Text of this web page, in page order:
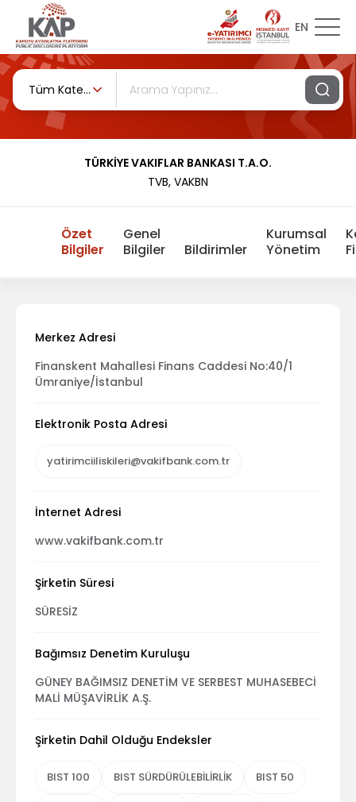
EN
Tüm Kategoriler
TÜRKİYE VAKIFLAR BANKASI T.A.O.
TVB, VAKBN
Özet
Bilgiler
Genel
Bilgiler
Bildirimler
Kurumsal
Yönetim
Merkez Adresi
Finanskent Mahallesi Finans Caddesi No:40/1
Ümraniye/İstanbul
Elektronik Posta Adresi
yatirimciiliskileri@vakifbank.com.tr
İnternet Adresi
www.vakifbank.com.tr
Şirketin Süresi
SÜRESİZ
Bağımsız Denetim Kuruluşu
GÜNEY BAĞIMSIZ DENETİM VE SERBEST MUHASEBECİ
MALİ MÜŞAVİRLİK A.Ş.
Şirketin Dahil Olduğu Endeksler
BIST 100 BIST SÜRDÜRÜLEBİLİRLİK BIST 50